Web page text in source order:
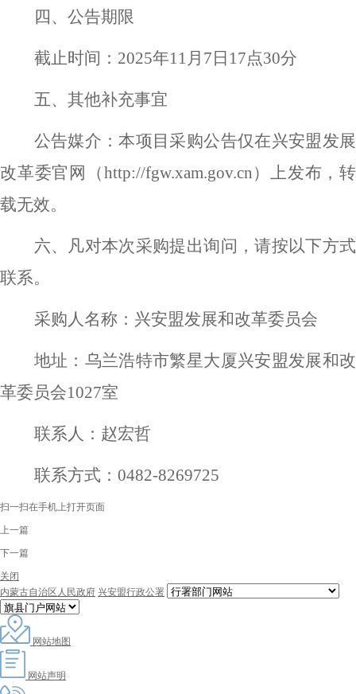
四、公告期限
截止时间： 2025年11 月 7 日 17点30分
五、其他补充事宜
公告媒介：本项目采购公告仅在兴安盟发展
改革委官网（http://fgw.xam.gov.cn） 上发布，转
载无效。
六、凡对本次采购提出询问，请按以下方式
联系。
采购人名称：兴安盟发展和改革委员会
地址：乌兰浩特市繁星大厦兴安盟发展和改
革委员会1027室
联系人： 赵宏哲
联系方式： 0482-8269725
扫一扫在手机上打开页面
上一篇
下一篇
关闭
内蒙古自治区人民政府 兴安盟行政公署
网站地图
网站声明